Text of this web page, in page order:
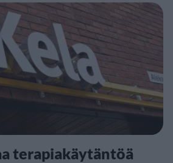
terapiakäytäntöä